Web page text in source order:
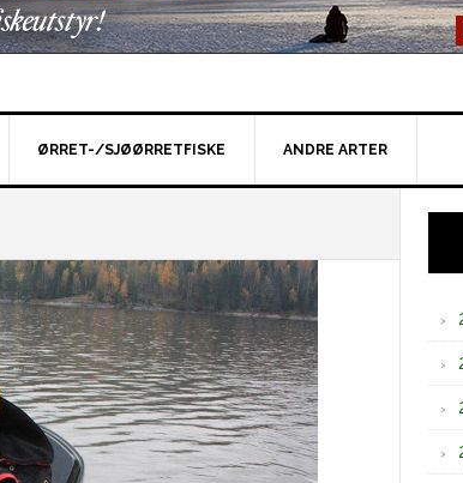
ØRRET-/SJØØRRETFISKE ANDRE ARTER